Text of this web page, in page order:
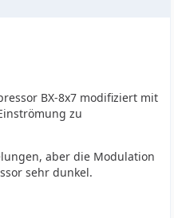
BX-8x7 modifiziert mit
zu
aber die Modulation
sehr dunkel.